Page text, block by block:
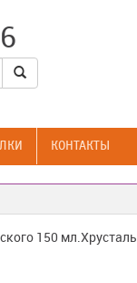
КОНТАКТЫ
150 мл.Хрусталь